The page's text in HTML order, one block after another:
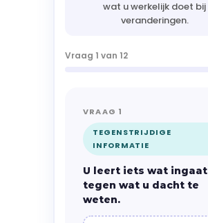
wat u werkelijk doet bij
veranderingen.
Vraag 1 van 12
VRAAG 1
TEGENSTRIJDIGE
INFORMATIE
U leert iets wat ingaat
tegen wat u dacht te
weten.